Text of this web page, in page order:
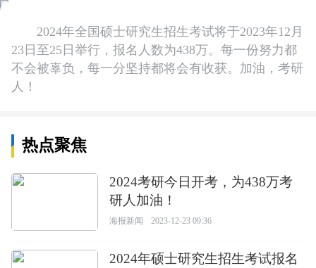
2024年全国硕士研究生招生考试将于2023年12月
23日至25日举行，报名人数为438万。每一份努力都
不会被辜负，每一分坚持都将会有收获。加油，考研
人！
热点聚焦
2024考研今日开考，为438万考
研人加油！
海报新闻 2023-12-23 09:36
2024年硕士研究生招生考试报名